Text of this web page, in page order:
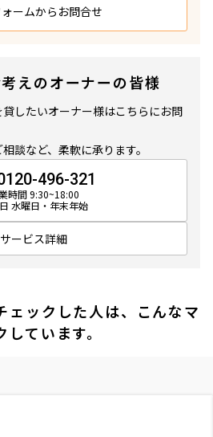
ォームからお問合せ
えのオーナーの皆様
したいオーナー様はこちらにお問
談など、柔軟に承ります。
496-321
時間 9:30~18:00
水曜日・年末年始
サービス詳細
ェックした人は、こんなマ
ています。